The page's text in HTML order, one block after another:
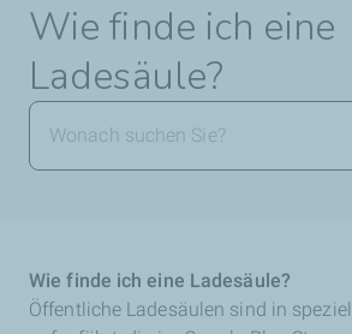
Wie finde ich eine
Ladesäule?
Wie finde ich eine Ladesäule?
Öffentliche Ladesäulen sind in